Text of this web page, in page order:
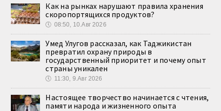
Как на рынках нарушают правила хранения
скоропортящихся продуктов?
🕔 08:50, 10.Авг 2026
Умед Улугов рассказал, как Таджикистан
превратил охрану природы в
государственный приоритет и почему опыт
страны уникален
🕔 11:30, 9.Авг 2026
Настоящее творчество начинается с чтения,
памяти народа и жизненного опыта